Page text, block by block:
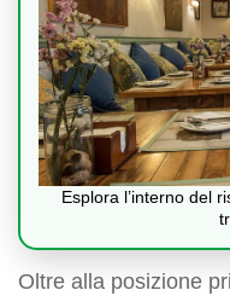
Esplora l’interno del
Oltre alla posizione